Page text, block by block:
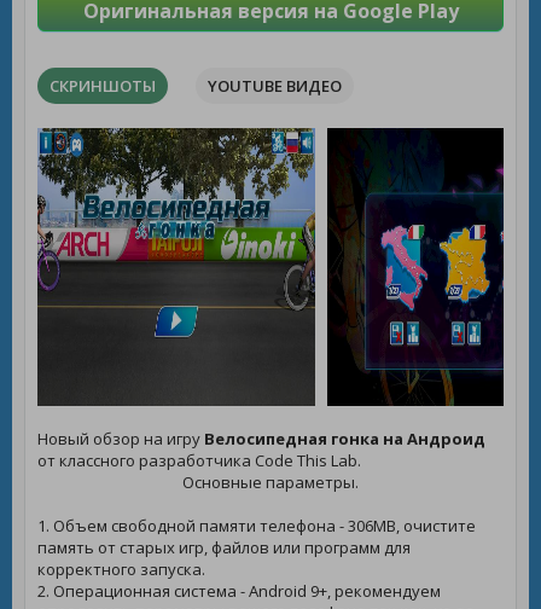
Оригинальная версия на Google Play
СКРИНШОТЫ YOUTUBE ВИДЕО
Новый обзор на игру Велосипедная гонка на Андроид
от классного разработчика Code This Lab.
Основные параметры.
1. Объем свободной памяти телефона - 306MB, очистите
память от старых игр, файлов или программ для
корректного запуска.
2. Операционная система - Android 9+, рекомендуем